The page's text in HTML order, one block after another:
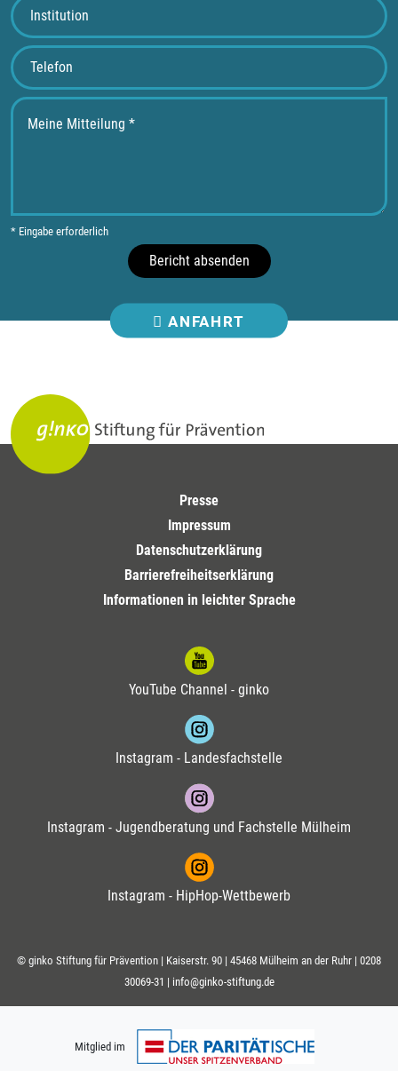
* Eingabe erforderlich
Bericht absenden
ANFAHRT
Presse
Impressum
Datenschutzerklärung
Barrierefreiheitserklärung
Informationen in leichter Sprache
YouTube Channel - ginko
Instagram - Landesfachstelle
Instagram - Jugendberatung und Fachstelle Mülheim
Instagram - HipHop-Wettbewerb
© ginko Stiftung für Prävention | Kaiserstr. 90 | 45468 Mülheim an der Ruhr | 0208
30069-31 | info@ginko-stiftung.de
Mitglied im